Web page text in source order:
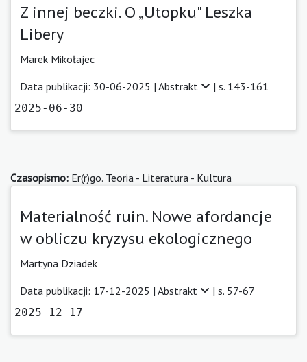
Z innej beczki. O „Utopku" Leszka
Libery
Marek Mikołajec
Data publikacji: 30-06-2025 | Abstrakt | s. 143-161
2025-06-30
Czasopismo: Er(r)go. Teoria - Literatura - Kultura
Materialność ruin. Nowe afordancje
w obliczu kryzysu ekologicznego
Martyna Dziadek
Data publikacji: 17-12-2025 | Abstrakt | s. 57-67
2025-12-17